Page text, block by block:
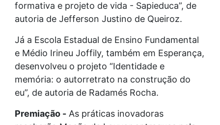
formativa e projeto de vida - Sapieduca”, de
autoria de Jefferson Justino de Queiroz.
Já a Escola Estadual de Ensino Fundamental
e Médio Irineu Joffily, também em Esperança,
desenvolveu o projeto “Identidade e
memória: o autorretrato na construção do
eu”, de autoria de Radamés Rocha.
Premiação - As práticas inovadoras